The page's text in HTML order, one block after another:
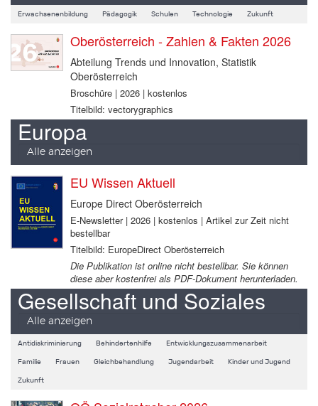
Erwachsenenbildung Pädagogik Schulen Technologie Zukunft
Oberösterreich - Zahlen & Fakten 2026
Abteilung Trends und Innovation, Statistik
Oberösterreich
Broschüre | 2026 | kostenlos
Titelbild: vectorygraphics
Europa
Alle anzeigen
EU Wissen Aktuell
Europe Direct Oberösterreich
E-Newsletter | 2026 | kostenlos | Artikel zur Zeit nicht
bestellbar
Titelbild: EuropeDirect Oberösterreich
Die Publikation ist online nicht bestellbar. Sie können
diese aber kostenfrei als PDF-Dokument herunterladen.
Gesellschaft und Soziales
Alle anzeigen
Antidiskriminierung Behindertenhilfe Entwicklungszusammenarbeit
Familie Frauen Gleichbehandlung Jugendarbeit Kinder und Jugend
Zukunft